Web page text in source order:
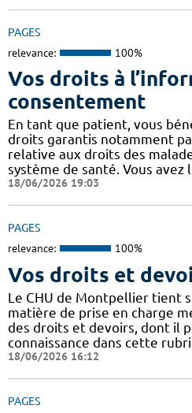
PAGES
relevance: 100%
Vos droits à
consentement
En tant que patient, vous
droits garantis notamment
relative aux droits des
système de santé. Vous
18/06/2026 19:03
PAGES
relevance: 100%
Vos droits et
Le CHU de Montpellier tient
matière de prise en charge
des droits et devoirs, dont il
connaissance dans cette
18/06/2026 16:12
PAGES